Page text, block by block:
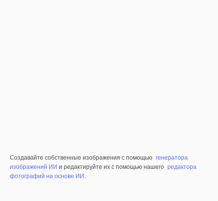
Создавайте собственные изображения с помощью генератора
изображений ИИ и редактируйте их с помощью нашего редактора
фотографий на основе ИИ.